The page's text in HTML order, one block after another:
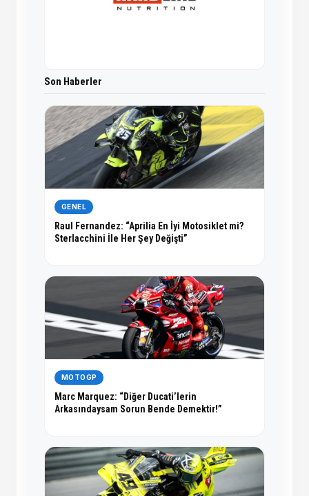
Son Haberler
GENEL
Raul Fernandez: “Aprilia En İyi Motosiklet mi?
Sterlacchini İle Her Şey Değişti”
MOTOGP
Marc Marquez: “Diğer Ducati’lerin
Arkasındaysam Sorun Bende Demektir!”